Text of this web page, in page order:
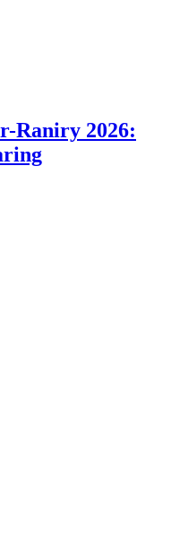
Raniry 2026: